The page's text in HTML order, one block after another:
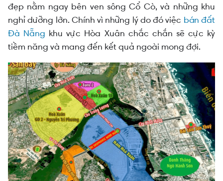
đẹp nằm ngay bên ven sông Cổ Cò, và những khu
nghỉ dưỡng lớn. Chính vì những lý do đó việc bán đất
Đà Nẵng khu vực Hòa Xuân chắc chắn sẽ cực kỳ
tiềm năng và mang đến kết quả ngoài mong đợi.